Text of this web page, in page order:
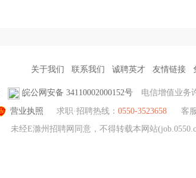
关于我们 联系我们 诚聘英才 友情链接
皖公网安备 34110002000152号 电信增值业务
营业执照 求职·招聘热线： 0550-3523658 客
未经E滁州招聘网同意，不得转载本网站